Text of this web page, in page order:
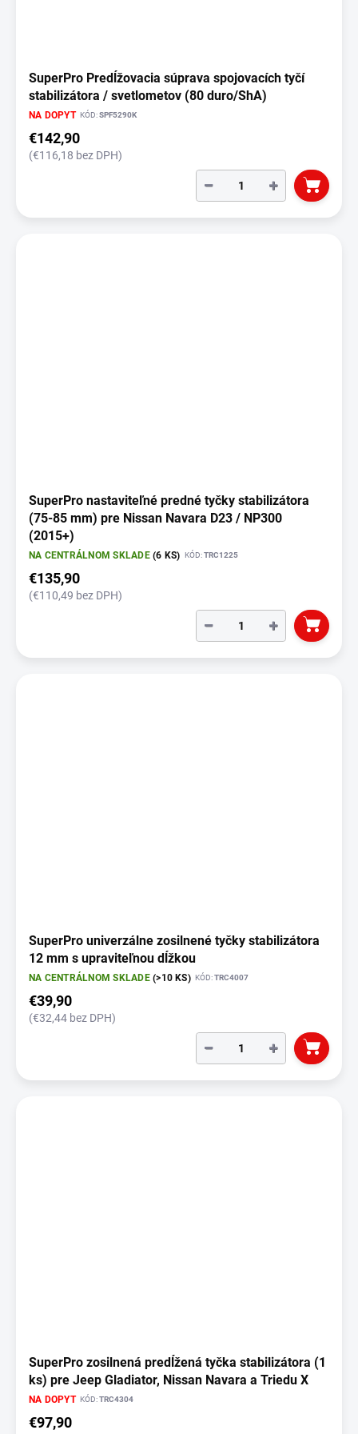
SuperPro Predĺžovacia súprava spojovacích tyčí
stabilizátora / svetlometov (80 duro/ShA)
NA DOPYT KÓD:SPF5290K
€142,90
(€116,18 bez DPH)
+
−
SuperPro nastaviteľné predné tyčky stabilizátora
(75-85 mm) pre Nissan Navara D23 / NP300
(2015+)
NA CENTRÁLNOM SKLADE(6 KS) KÓD:TRC1225
€135,90
(€110,49 bez DPH)
+
−
SuperPro univerzálne zosilnené tyčky stabilizátora
12 mm s upraviteľnou dĺžkou
NA CENTRÁLNOM SKLADE(>10 KS) KÓD:TRC4007
€39,90
(€32,44 bez DPH)
+
−
SuperPro zosilnená predĺžená tyčka stabilizátora (1
ks) pre Jeep Gladiator, Nissan Navara a Triedu X
NA DOPYT KÓD:TRC4304
€97,90